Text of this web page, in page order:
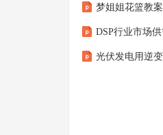
梦姐姐花篮教案